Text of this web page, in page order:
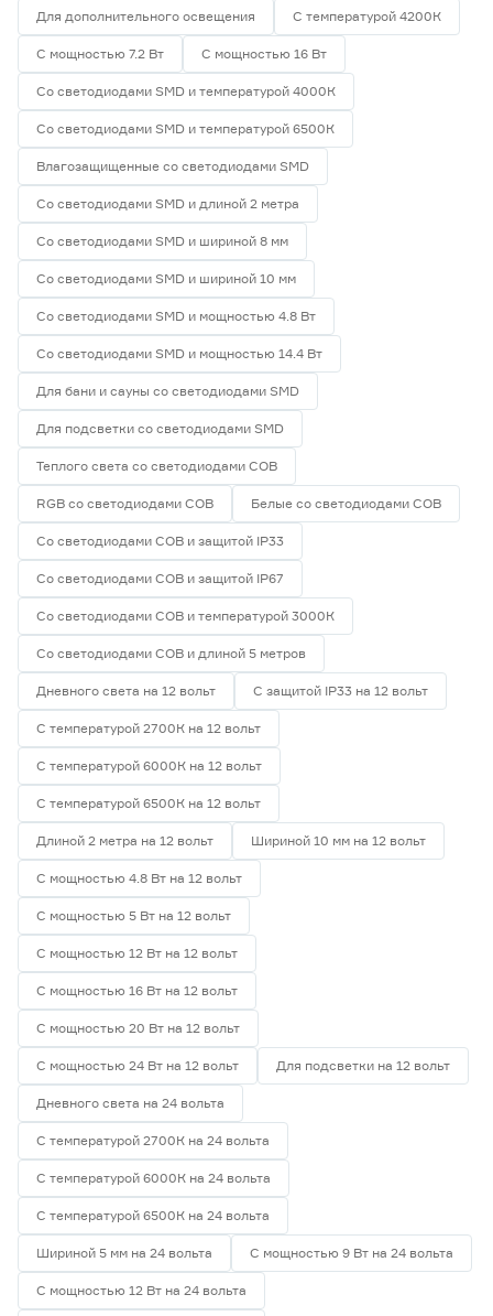
Для дополнительного освещения С температурой 4200К
С мощностью 7.2 Вт С мощностью 16 Вт
Со светодиодами SMD и температурой 4000К
Со светодиодами SMD и температурой 6500К
Влагозащищенные со светодиодами SMD
Со светодиодами SMD и длиной 2 метра
Со светодиодами SMD и шириной 8 мм
Со светодиодами SMD и шириной 10 мм
Со светодиодами SMD и мощностью 4.8 Вт
Со светодиодами SMD и мощностью 14.4 Вт
Для бани и сауны со светодиодами SMD
Для подсветки со светодиодами SMD
Теплого света со светодиодами СОВ
RGB со светодиодами СОВ Белые со светодиодами СОВ
Со светодиодами СОВ и защитой IP33
Со светодиодами СОВ и защитой IP67
Со светодиодами СОВ и температурой 3000К
Со светодиодами СОВ и длиной 5 метров
Дневного света на 12 вольт С защитой IP33 на 12 вольт
С температурой 2700К на 12 вольт
С температурой 6000К на 12 вольт
С температурой 6500К на 12 вольт
Длиной 2 метра на 12 вольт Шириной 10 мм на 12 вольт
С мощностью 4.8 Вт на 12 вольт
С мощностью 5 Вт на 12 вольт
С мощностью 12 Вт на 12 вольт
С мощностью 16 Вт на 12 вольт
С мощностью 20 Вт на 12 вольт
С мощностью 24 Вт на 12 вольт Для подсветки на 12 вольт
Дневного света на 24 вольта
С температурой 2700К на 24 вольта
С температурой 6000К на 24 вольта
С температурой 6500К на 24 вольта
Шириной 5 мм на 24 вольта С мощностью 9 Вт на 24 вольта
С мощностью 12 Вт на 24 вольта